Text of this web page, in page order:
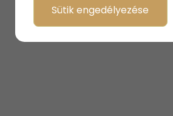
Sütik engedélyezése